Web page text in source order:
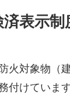
表示制
火対象物（
付けています